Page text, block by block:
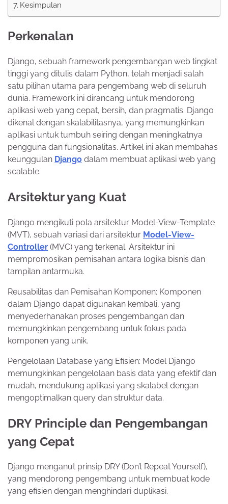
Kesimpulan
Perkenalan
Django, sebuah framework pengembangan web tingkat
tinggi yang ditulis dalam Python, telah menjadi salah
satu pilihan utama para pengembang web di seluruh
dunia. Framework ini dirancang untuk mendorong
aplikasi web yang cepat, bersih, dan pragmatis. Django
dikenal dengan skalabilitasnya, yang memungkinkan
aplikasi untuk tumbuh seiring dengan meningkatnya
pengguna dan fungsionalitas. Artikel ini akan membahas
keunggulan Django dalam membuat aplikasi web yang
scalable.
Arsitektur yang Kuat
Django mengikuti pola arsitektur Model-View-Template
(MVT), sebuah variasi dari arsitektur Model-View-
Controller (MVC) yang terkenal. Arsitektur ini
mempromosikan pemisahan antara logika bisnis dan
tampilan antarmuka.
Reusabilitas dan Pemisahan Komponen: Komponen
dalam Django dapat digunakan kembali, yang
menyederhanakan proses pengembangan dan
memungkinkan pengembang untuk fokus pada
komponen yang unik.
Pengelolaan Database yang Efisien: Model Django
memungkinkan pengelolaan basis data yang efektif dan
mudah, mendukung aplikasi yang skalabel dengan
mengoptimalkan query dan struktur data.
DRY Principle dan Pengembangan
yang Cepat
Django menganut prinsip DRY (Don’t Repeat Yourself),
yang mendorong pengembang untuk membuat kode
yang efisien dengan menghindari duplikasi.